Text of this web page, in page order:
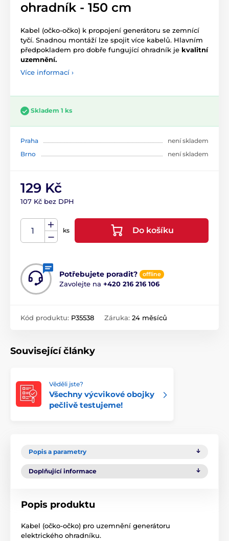
ohradník - 150 cm
Kabel (očko-očko) k propojení generátoru se zemnící
tyčí. Snadnou montáží lze spojit více kabelů. Hlavním
předpokladem pro dobře fungující ohradník je kvalitní
uzemnění.
Více informací ›
Skladem 1 ks
Praha
není skladem
Brno
není skladem
129 Kč
107 Kč bez DPH
ks Do košíku
Potřebujete poradit? offline
Zavolejte na +420 216 216 106
Kód produktu: P35538 Záruka: 24 měsíců
Související články
Věděli jste?
Všechny výcvikové obojky
pečlivě testujeme!
Popis a parametry
Doplňující informace
Popis produktu
Kabel (očko-očko) pro uzemnění generátoru
elektrického ohradníku.